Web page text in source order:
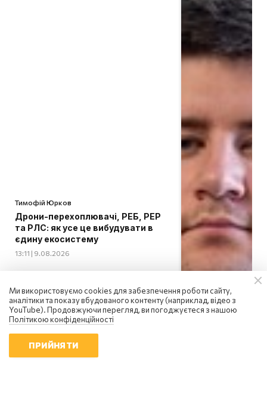
Тимофій Юрков
Дрони-перехоплювачі, РЕБ, РЕР
та РЛС: як усе це вибудувати в
єдину екосистему
13:11 | 9.08.2026
Ми використовуємо cookies для забезпечення роботи сайту,
аналітики та показу вбудованого контенту (наприклад, відео з
YouTube). Продовжуючи перегляд, ви погоджуєтеся з нашою
Політикою конфіденційності
ПРИЙНЯТИ